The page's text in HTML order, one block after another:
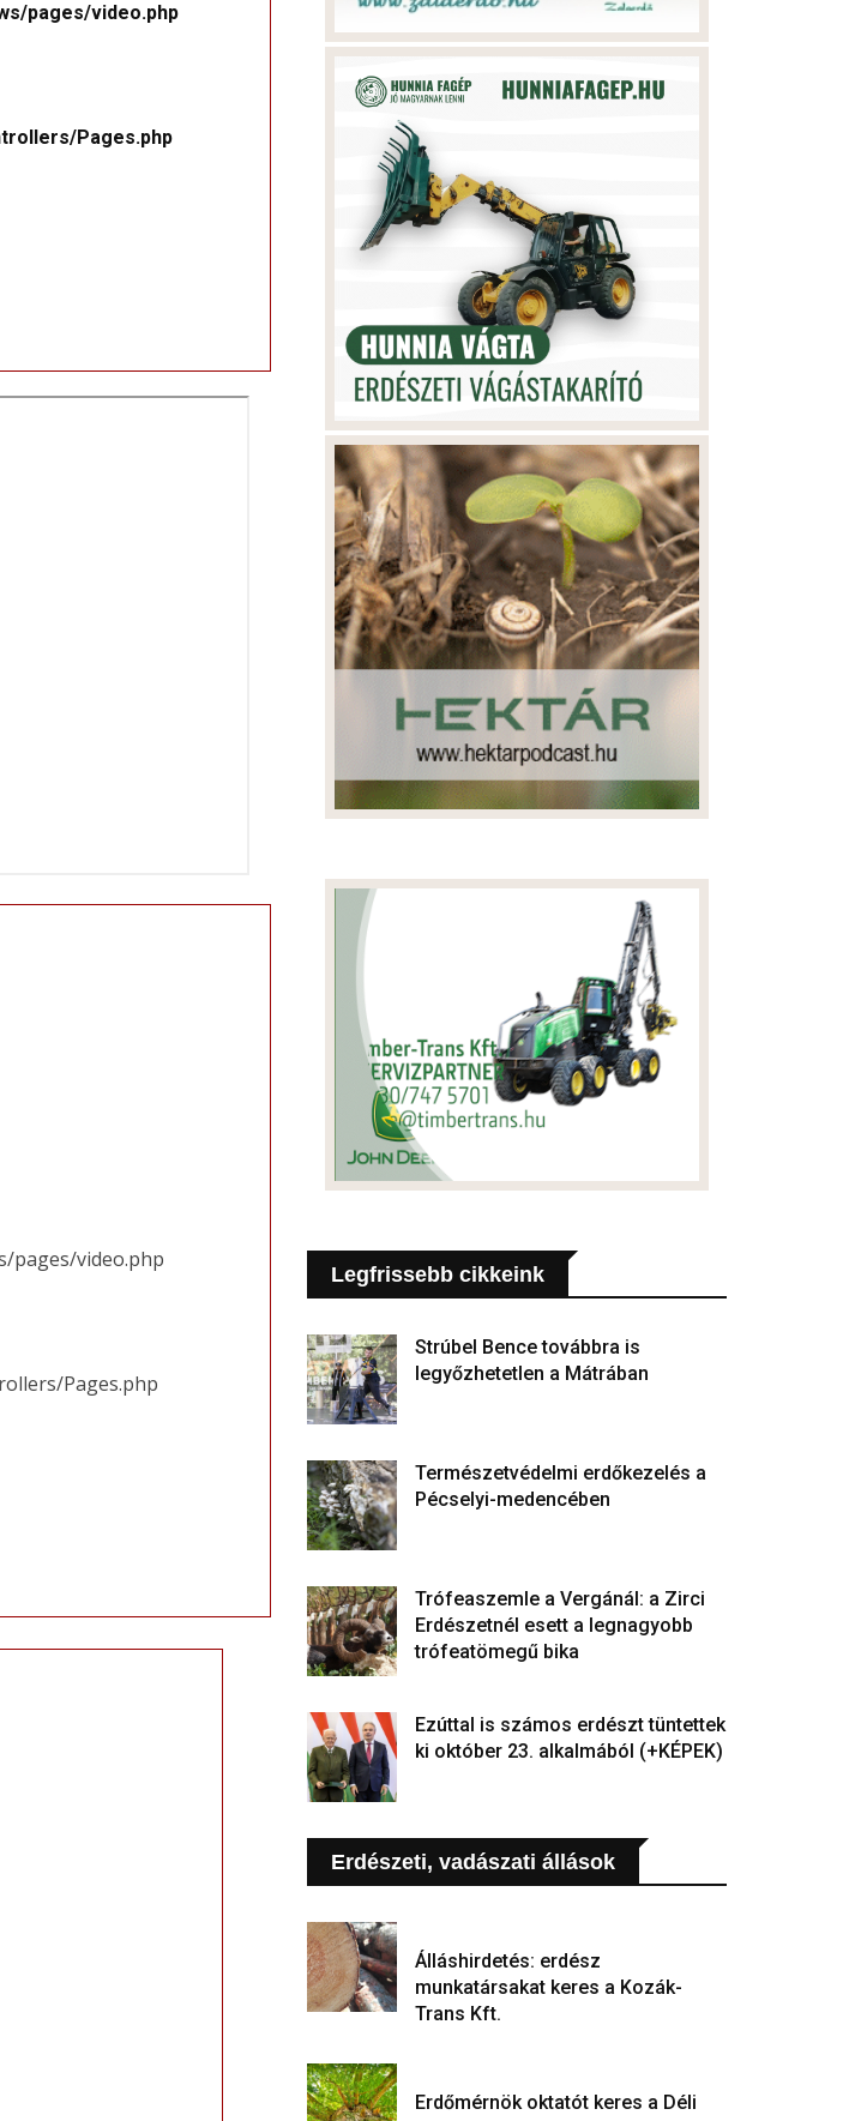
pages/video.php
Pages.php
pages/video.php
Pages.php
Legfrissebb cikkeink
Strúbel Bence továbbra is
legyőzhetetlen a Mátrában
Természetvédelmi erdőkezelés a
Pécselyi-medencében
Trófeaszemle a Vergánál: a Zirci
Erdészetnél esett a legnagyobb
trófeatömegű bika
Ezúttal is számos erdészt tüntettek
ki október 23. alkalmából (+KÉPEK)
Erdészeti, vadászati állások
Álláshirdetés: erdész
munkatársakat keres a Kozák-
Trans Kft.
Erdőmérnök oktatót keres a Déli